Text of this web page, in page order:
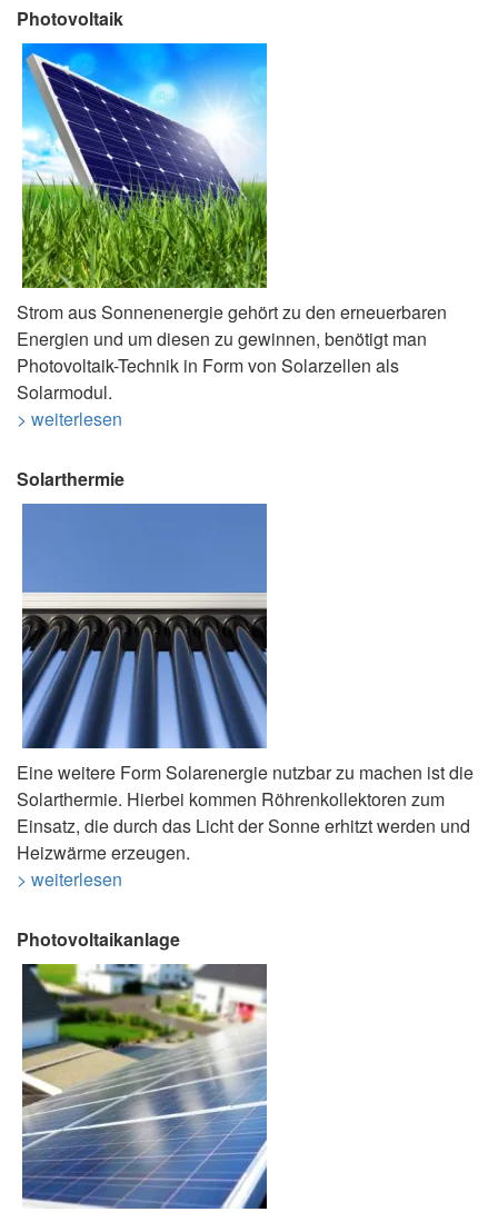
Photovoltaik
Strom aus Sonnenenergie gehört zu den erneuerbaren
Energien und um diesen zu gewinnen, benötigt man
Photovoltaik-Technik in Form von Solarzellen als
Solarmodul.
> weiterlesen
Solarthermie
Eine weitere Form Solarenergie nutzbar zu machen ist die
Solarthermie. Hierbei kommen Röhrenkollektoren zum
Einsatz, die durch das Licht der Sonne erhitzt werden und
Heizwärme erzeugen.
> weiterlesen
Photovoltaikanlage